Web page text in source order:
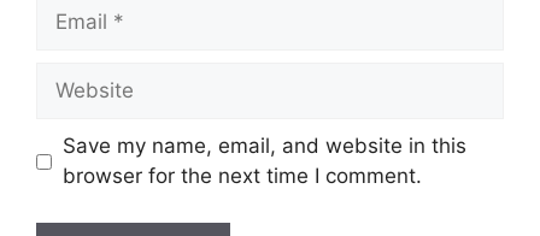
Email
Website
Save my name, email, and website in this
browser for the next time I comment.